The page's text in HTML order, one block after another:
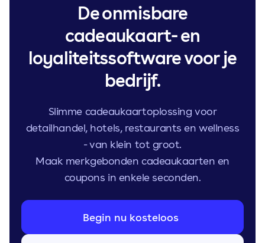
De onmisbare
cadeaukaart- en
loyaliteitssoftware voor je
bedrijf.
Slimme cadeaukaartoplossing voor
detailhandel, hotels, restaurants en wellness
- van klein tot groot.
Maak merkgebonden cadeaukaarten en
coupons in enkele seconden.
Begin nu kosteloos